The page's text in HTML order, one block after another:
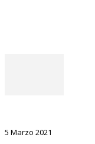
5 Marzo 2021